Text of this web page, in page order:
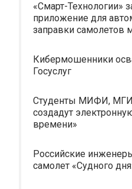
«Смарт-Технологии»
приложение для
заправки самолетов
Кибермошенники
Госуслуг
Студенты МИФИ,
создадут
времени»
Российские
самолет «Судного